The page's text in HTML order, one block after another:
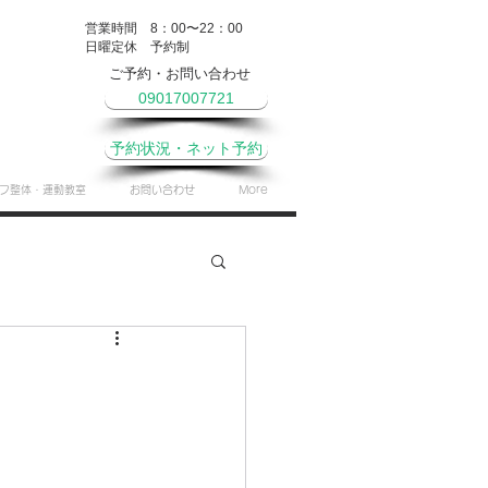
営業時間 8：00〜22：00
​日曜定休 予約制
ご予約・お問い合わせ
09017007721
予約状況・ネット予約
整体・運動教室 お問い合わせ More
月間予定表